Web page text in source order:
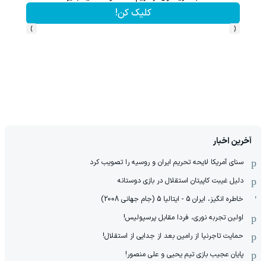
کلیک کن!
‹
›
آخرین اخبار
سنای آمریکا لایحه تحریم ایران و روسیه را تصویب کرد
دلیل غیبت کاپیتان استقلال در بازی دوستانه
خاطره انگیز، ایران 5 - ایتالیا 5 (جام جهانی 2008)
اولین تجربه نوری، فردا مقابل پرسپولیس!
حمایت تاجرنیا از رامین بعد از جدایی از استقلال!
پایان عجیب بازی تیم یحیی و علی منصور!